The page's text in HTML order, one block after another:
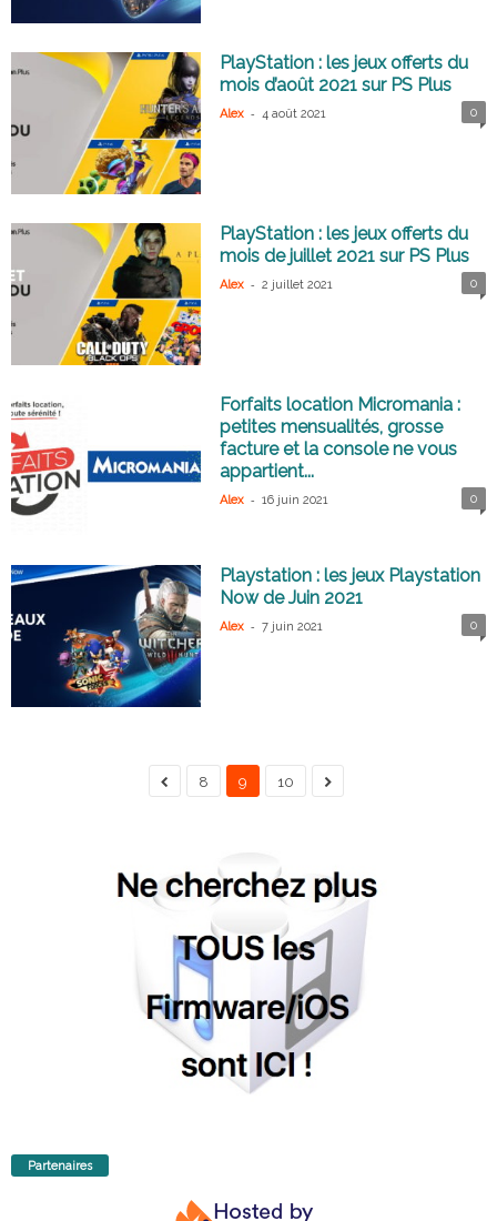
PlayStation : les jeux offerts du
mois d’août 2021 sur PS Plus
Alex - 4 août 2021 0
PlayStation : les jeux offerts du
mois de juillet 2021 sur PS Plus
Alex - 2 juillet 2021 0
Forfaits location Micromania :
petites mensualités, grosse
facture et la console ne vous
appartient...
Alex - 16 juin 2021 0
Playstation : les jeux Playstation
Now de Juin 2021
Alex - 7 juin 2021 0
8 9 10
Partenaires